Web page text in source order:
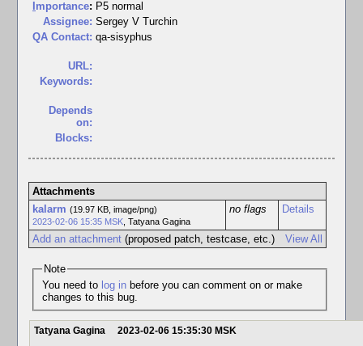
mportance: P5 normal
Assignee: Sergey V Turchin
QA Contact: qa-sisyphus
URL:
Keywords:
Depends
on:
Blocks:
Attachments
kalarm (19.97 KB, image/png)
2023-02-06 15:35 MSK, Tatyana Gagina
no flags Details
View All
Add an attachment(proposed patch, testcase, etc.)
Note
You need to log inbefore you can comment on or make
changes to this bug.
Tatyana Gagina 2023-02-06 15:35:30 MSK